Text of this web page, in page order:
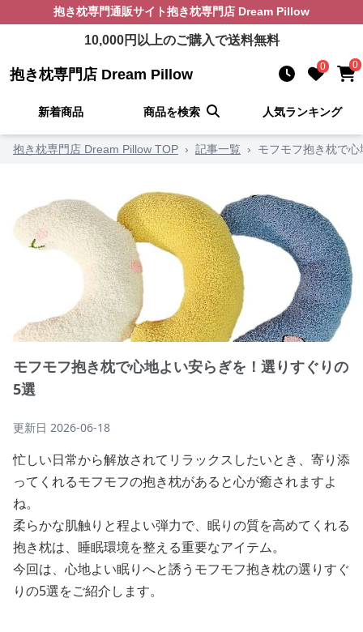
抱き枕専門通販サイト抱き枕専門店 Dream Pillow
10,000円以上のご購入で送料無料
抱き枕専門店 Dream Pillow 0 0
新着商品 商品を検索 人気ランキング
抱き枕専門店 Dream Pillow TOP › 記事一覧 › モフモフ抱き枕で
モフモフ抱き枕で心地よい安らぎを！選りすぐりの
5選
更新日 2026-06-18
忙しい日常から解放されてリラックスしたいとき、寄り添
ってくれるモフモフの抱き枕があると心が癒されますよ
ね。
柔らかな肌触りと程よい弾力で、眠りの質を高めてくれる
抱き枕は、睡眠環境を整える重要なアイテム。
今回は、心地よい眠りへと誘うモフモフ抱き枕の選りすぐ
りの5選をご紹介します。